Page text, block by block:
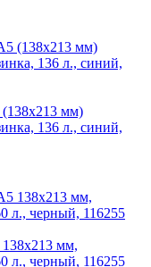
мм)
136 л., синий,
мм,
л., черный, 116255